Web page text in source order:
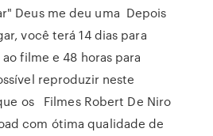
Deus me deu uma Depois
você terá 14 dias para
filme e 48 horas para
reproduzir neste
os Filmes Robert De Niro
com ótima qualidade de